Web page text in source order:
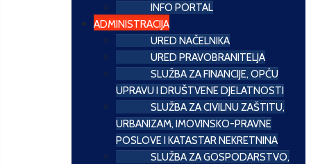
INFO PORTAL
ADMINISTRACIJA
URED NAČELNIKA
URED PRAVOBRANITELJA
SLUŽBA ZA FINANCIJE, OPĆU
UPRAVU I DRUŠTVENE DJELATNOSTI
SLUŽBA ZA CIVILNU ZAŠTITU,
URBANIZAM, IMOVINSKO-PRAVNE
POSLOVE I KATASTAR NEKRETNINA
SLUŽBA ZA GOSPODARSTVO,